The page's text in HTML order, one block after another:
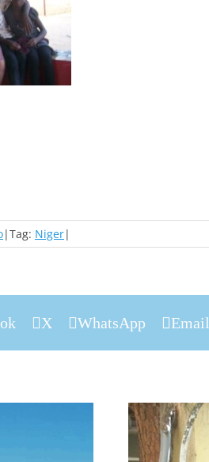
|Tag: Niger|
X WhatsApp Email